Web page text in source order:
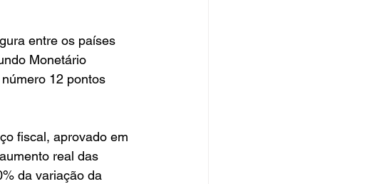
entre os países
Monetário
12 pontos
fiscal, aprovado em
real das
da variação da